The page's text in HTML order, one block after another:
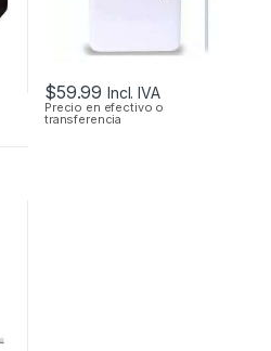
$59.99 Incl. IVA
Precio en efectivo o
transferencia